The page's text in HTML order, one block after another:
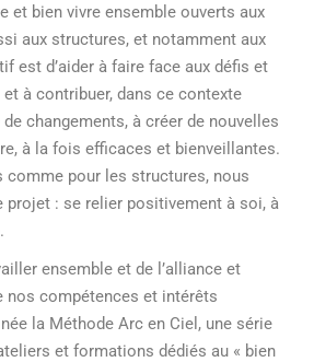
et bien vivre ensemble ouverts aux
aux structures, et notamment aux
est d’aider à faire face aux défis et
à contribuer, dans ce contexte
changements, à créer de nouvelles
à la fois efficaces et bienveillantes.
comme pour les structures, nous
projet : se relier positivement à soi, à
ensemble et de l’alliance et
nos compétences et intérêts
la Méthode Arc en Ciel, une série
et formations dédiés au « bien